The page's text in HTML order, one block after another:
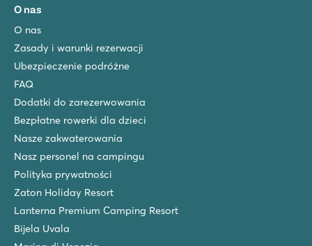
O nas
O nas
Zasady i warunki rezerwacji
Ubezpieczenie podróżne
FAQ
Dodatki do zarezerwowania
Bezpłatne rowerki dla dzieci
Nasze zakwaterowania
Nasz personel na campingu
Polityka prywatności
Zaton Holiday Resort
Lanterna Premium Camping Resort
Bijela Uvala